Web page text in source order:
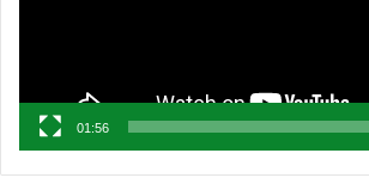
01:56